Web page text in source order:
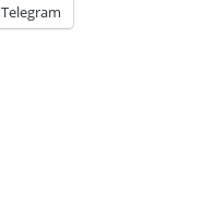
Telegram